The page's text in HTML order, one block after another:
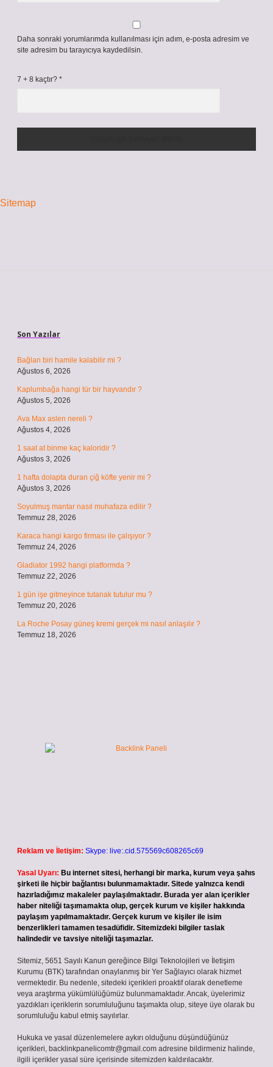
Daha sonraki yorumlarımda kullanılması için adım, e-posta adresim ve
site adresim bu tarayıcıya kaydedilsin.
7 + 8 kaçtır? *
Sitemap
Son Yazılar
Bağlan biri hamile kalabilir mi ?
Ağustos 6, 2026
Kaplumbağa hangi tür bir hayvandır ?
Ağustos 5, 2026
Ava Max aslen nereli ?
Ağustos 4, 2026
1 saat at binme kaç kaloridir ?
Ağustos 3, 2026
1 hafta dolapta duran çiğ köfte yenir mi ?
Ağustos 3, 2026
Soyulmuş mantar nasıl muhafaza edilir ?
Temmuz 28, 2026
Karaca hangi kargo firması ile çalışıyor ?
Temmuz 24, 2026
Gladiator 1992 hangi platformda ?
Temmuz 22, 2026
1 gün işe gitmeyince tutanak tutulur mu ?
Temmuz 20, 2026
La Roche Posay güneş kremi gerçek mi nasıl anlaşılır ?
Temmuz 18, 2026
Reklam ve İletişim: Skype: live:.cid.575569c608265c69
Yasal Uyarı: Bu internet sitesi, herhangi bir marka, kurum veya şahıs
şirketi ile hiçbir bağlantısı bulunmamaktadır. Sitede yalnızca kendi
hazırladığımız makaleler paylaşılmaktadır. Burada yer alan içerikler
haber niteliği taşımamakta olup, gerçek kurum ve kişiler hakkında
paylaşım yapılmamaktadır. Gerçek kurum ve kişiler ile isim
benzerlikleri tamamen tesadüfidir. Sitemizdeki bilgiler taslak
halindedir ve tavsiye niteliği taşımazlar.
Sitemiz, 5651 Sayılı Kanun gereğince Bilgi Teknolojileri ve İletişim
Kurumu (BTK) tarafından onaylanmış bir Yer Sağlayıcı olarak hizmet
vermektedir. Bu nedenle, sitedeki içerikleri proaktif olarak denetleme
veya araştırma yükümlülüğümüz bulunmamaktadır. Ancak, üyelerimiz
yazdıkları içeriklerin sorumluluğunu taşımakta olup, siteye üye olarak bu
sorumluluğu kabul etmiş sayılırlar.
Hukuka ve yasal düzenlemelere aykırı olduğunu düşündüğünüz
içerikleri, backlinkpanelicomtr@gmail.com adresine bildirmeniz halinde,
ilgili içerikler yasal süre içerisinde sitemizden kaldırılacaktır.